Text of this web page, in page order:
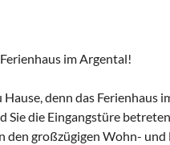
im Argental!
denn das Ferienhaus
die Eingangstüre
großzügigen Wohn- und